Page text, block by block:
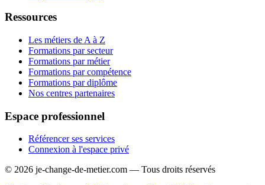
Ressources
Les métiers de A à Z
Formations par secteur
Formations par métier
Formations par compétence
Formations par diplôme
Nos centres partenaires
Espace professionnel
Référencer ses services
Connexion à l'espace privé
© 2026 je-change-de-metier.com — Tous droits réservés